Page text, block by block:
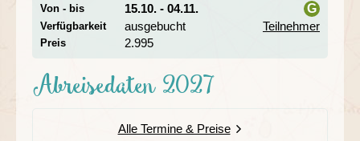
ethnische Minderheit, die für ihre filigrane
Holzschnitzkunst bekannt ist. Raffinierte Muster können
wir bereits an den Fassaden ihrer Häuser erkennen. Die
wir in den vielen kleinen Läden in Ambositra. Bei den
Begegnungen mit den Einheimischen erfahren wir mehr
Von - bis 15.10. - 04.11. G
i
Verfügbarkeit ausgebucht Teilnehmer
Preis 2.995
Abreisedaten 2027
Alle Termine & Preise